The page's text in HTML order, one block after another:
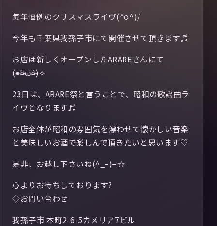
毎年恒例のクリスマスライヴ(^o^)/
今年も千葉県我孫子市にて開催させて頂きます♬
お店は新しくオープンしたARAREさんにて
(⌯¤̴̶̷̀ω¤̴̶̷́)✧
23日は、ARARE祭と言うことで、昭和の歌謡曲ラ
イヴとなります♬
お店全体が昭和の雰囲気を漂わせて懐かしい音楽
と美味しいお酒で楽しんで頂きたいと思います♡
是非、お越し下さいね(^_−)−☆
心よりお待ちしております?
◇お問い合わせ
我孫子市 本町2-6-5カメリア7ビル